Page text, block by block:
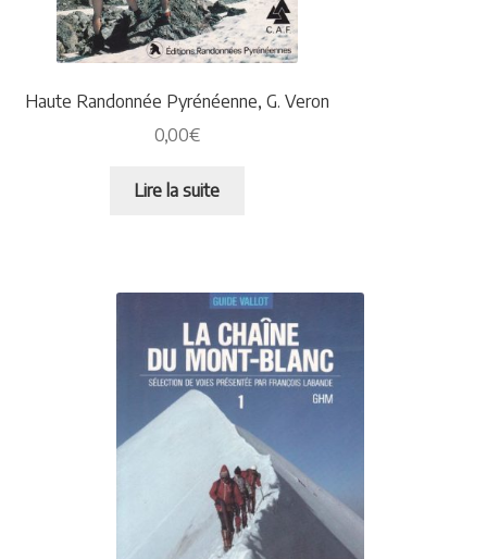
Plaquettes et publicités
MANIFESTATIONS
Haute Randonnée Pyrénéenne, G. Veron
0,00€
Lire la suite